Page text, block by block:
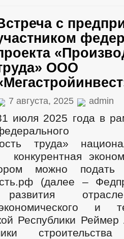
с
ООО
7 августа, 2025 admin
июля 2025 года в
труда»
можно подать
(далее –
развития
и
Республики